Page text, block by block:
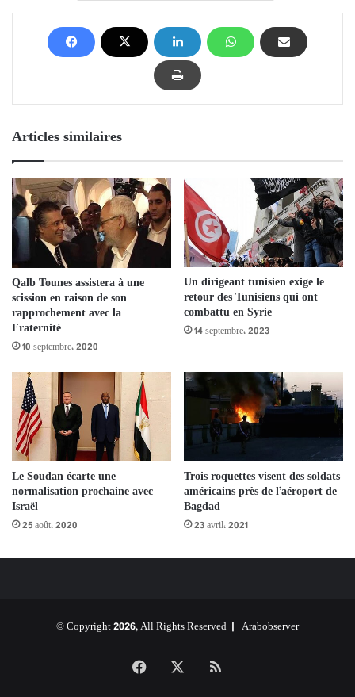
Articles similaires
Qalb Tounes assistera à une
scission en raison de son
rapprochement avec la
Fraternité
10 septembre، 2020
Un dirigeant tunisien exige le
retour des Tunisiens qui ont
combattu en Syrie
14 septembre، 2023
Le Soudan écarte une
normalisation prochaine avec
Israël
25 août، 2020
Trois roquettes visent des soldats
américains près de l’aéroport de
Bagdad
23 avril، 2021
© Copyright 2026, All Rights Reserved | Arabobserver
Facebook